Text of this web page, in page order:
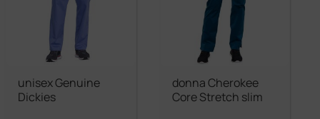
unisex Genuine
Dickies
donna Cherokee
Core Stretch slim